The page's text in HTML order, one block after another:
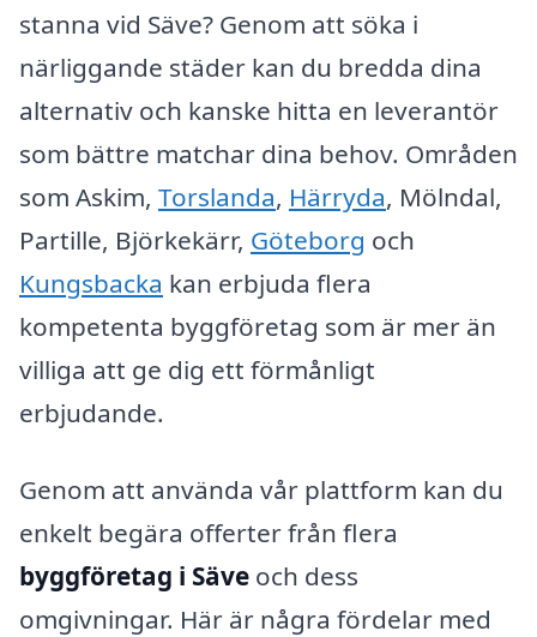
stanna vid Säve? Genom att söka i
närliggande städer kan du bredda dina
alternativ och kanske hitta en leverantör
som bättre matchar dina behov. Områden
som Askim, Torslanda, Härryda, Mölndal,
Partille, Björkekärr, Göteborg och
Kungsbacka kan erbjuda flera
kompetenta byggföretag som är mer än
villiga att ge dig ett förmånligt
erbjudande.
Genom att använda vår plattform kan du
enkelt begära offerter från flera
byggföretag i Säve och dess
omgivningar. Här är några fördelar med